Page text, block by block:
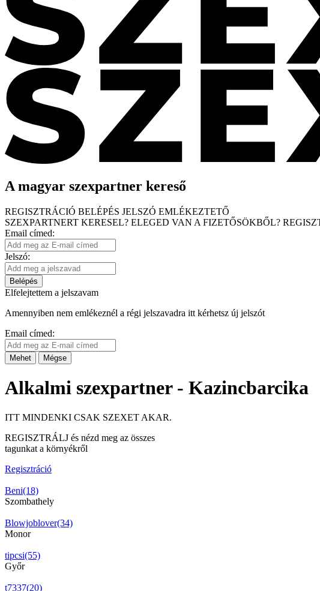
A magyar szexpartner kereső
REGISZTRÁCIÓ BELÉPÉS JELSZÓ EMLÉKEZTETŐ
SZEXPARTNERT KERESEL? ELEGED VAN A FIZETŐSÖKBŐL?
Email címed:
Jelszó:
Belépés
Elfelejtettem a jelszavam
Amennyiben nem emlékeznél a régi jelszavadra itt kérhetsz új jelszót
Email címed:
Mehet Mégse
Alkalmi szexpartner - Kazincbarcika
ITT MINDENKI CSAK SZEXET AKAR.
REGISZTRÁLJ és nézd meg az összes
tagunkat a környékről
Regisztráció
Beni(18)
Szombathely
Blowjoblover(34)
Monor
tipcsi(55)
Győr
t7337(20)